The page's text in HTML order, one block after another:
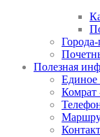
Полезная
Единое
Комрат